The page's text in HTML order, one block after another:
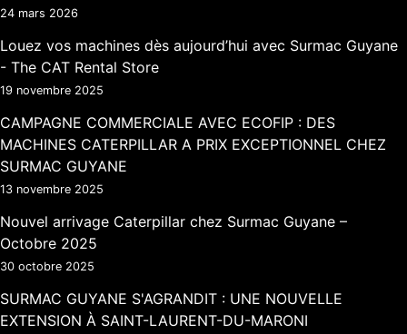
24 mars 2026
Louez vos machines dès aujourd’hui avec Surmac Guyane
- The CAT Rental Store
19 novembre 2025
CAMPAGNE COMMERCIALE AVEC ECOFIP : DES
MACHINES CATERPILLAR A PRIX EXCEPTIONNEL CHEZ
SURMAC GUYANE
13 novembre 2025
Nouvel arrivage Caterpillar chez Surmac Guyane –
Octobre 2025
30 octobre 2025
SURMAC GUYANE S'AGRANDIT : UNE NOUVELLE
EXTENSION À SAINT-LAURENT-DU-MARONI